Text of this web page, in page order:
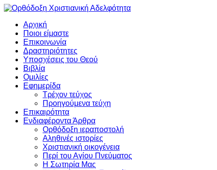
Αρχική
Ποιοι είμαστε
Επικοινωνία
Δραστηριότητες
Υποσχέσεις του Θεού
Βιβλία
Ομιλίες
Εφημερίδα
Τρέχον τεύχος
Προηγούμενα τεύχη
Επικαιρότητα
Ενδιαφέροντα Άρθρα
Ορθόδοξη ιεραποστολή
Αληθινές ιστορίες
Χριστιανική οικογένεια
Περί του Αγίου Πνεύματος
Η Σωτηρία Μας